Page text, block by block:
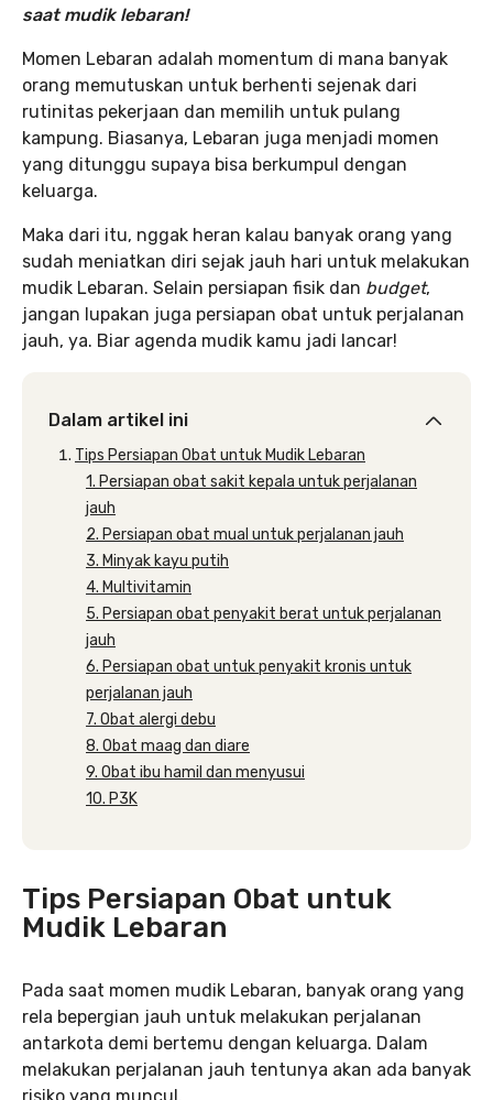
saat mudik lebaran!
Momen Lebaran adalah momentum di mana banyak
orang memutuskan untuk berhenti sejenak dari
rutinitas pekerjaan dan memilih untuk pulang
kampung. Biasanya, Lebaran juga menjadi momen
yang ditunggu supaya bisa berkumpul dengan
keluarga.
Maka dari itu, nggak heran kalau banyak orang yang
sudah meniatkan diri sejak jauh hari untuk melakukan
mudik Lebaran. Selain persiapan fisik dan budget,
jangan lupakan juga persiapan obat untuk perjalanan
jauh, ya. Biar agenda mudik kamu jadi lancar!
Dalam artikel ini
Tips Persiapan Obat untuk Mudik Lebaran
1. Persiapan obat sakit kepala untuk perjalanan
jauh
2. Persiapan obat mual untuk perjalanan jauh
3. Minyak kayu putih
4. Multivitamin
5. Persiapan obat penyakit berat untuk perjalanan
jauh
6. Persiapan obat untuk penyakit kronis untuk
perjalanan jauh
7. Obat alergi debu
8. Obat maag dan diare
9. Obat ibu hamil dan menyusui
10. P3K
Tips Persiapan Obat untuk
Mudik Lebaran
Pada saat momen mudik Lebaran, banyak orang yang
rela bepergian jauh untuk melakukan perjalanan
antarkota demi bertemu dengan keluarga. Dalam
melakukan perjalanan jauh tentunya akan ada banyak